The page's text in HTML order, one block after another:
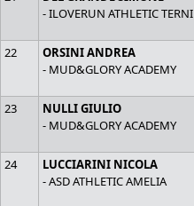
- ILOVERUN ATHLETIC TERNI
22
ORSINI ANDREA
- MUD&GLORY ACADEMY
23
NULLI GIULIO
- MUD&GLORY ACADEMY
24
LUCCIARINI NICOLA
- ASD ATHLETIC AMELIA